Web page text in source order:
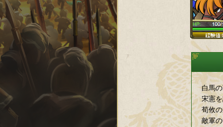
白馬
宋憲
荀攸
敵軍